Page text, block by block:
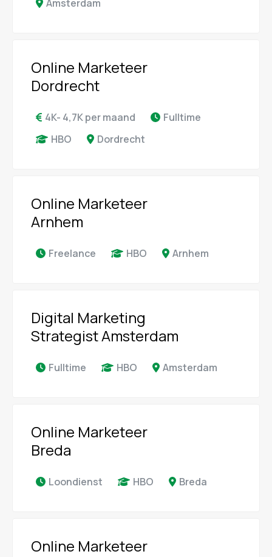
Amsterdam
Online Marketeer
Dordrecht
4K- 4,7K per maand
Fulltime
HBO
Dordrecht
Online Marketeer
Arnhem
Freelance HBO Arnhem
Digital Marketing
Strategist Amsterdam
Fulltime HBO Amsterdam
Online Marketeer
Breda
Loondienst HBO Breda
Online Marketeer